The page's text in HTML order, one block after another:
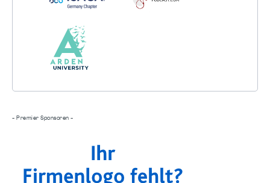
- Premier Sponsoren -